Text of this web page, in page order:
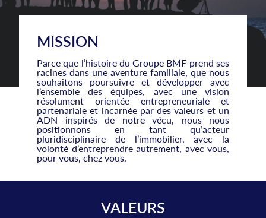
MISSION
Parce que l’histoire du Groupe BMF prend ses
racines dans une aventure familiale, que nous
souhaitons poursuivre et développer avec
l’ensemble des équipes, avec une vision
résolument orientée entrepreneuriale et
partenariale et incarnée par des valeurs et un
ADN inspirés de notre vécu, nous nous
positionnons en tant qu’acteur
pluridisciplinaire de l’immobilier, avec la
volonté d’entreprendre autrement, avec vous,
pour vous, chez vous.
VALEURS